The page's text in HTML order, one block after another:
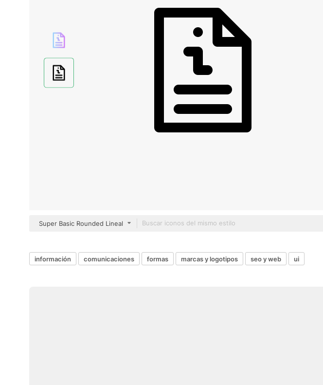
Super Basic Rounded Lineal
información comunicaciones formas marcas y logotipos seo y web ui